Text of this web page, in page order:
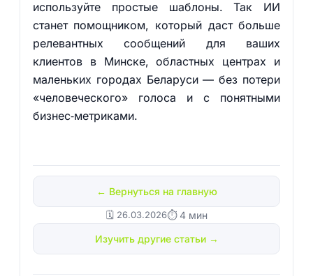
используйте простые шаблоны. Так ИИ
станет помощником, который даст больше
релевантных сообщений для ваших
клиентов в Минске, областных центрах и
маленьких городах Беларуси — без потери
«человеческого» голоса и с понятными
бизнес‑метриками.
← Вернуться на главную
🗓️ 26.03.2026⏱ 4 мин
Изучить другие статьи →